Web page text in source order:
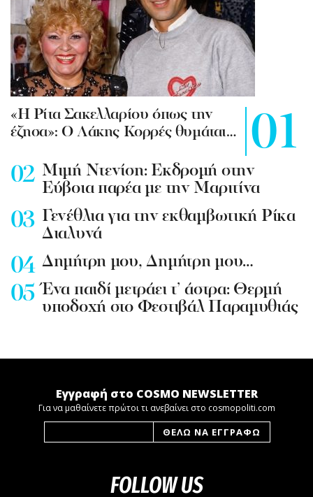
«Η Ρίτα Σακελλαρίου όπως την
έζησα»: Ο Λάκης Κορρές θυμάται…
Mιμή Ντενίση: Εκδρομή στην
Εύβοια παρέα με την Μαριτίνα
Γενέθλια για την εκθαμβωτική Ρίκα
Διαλυνά
Δημήτρη μου, Δημήτρη μου…
Ένα παιδί μετράει τ’ άστρα: Θερμή
υποδοχή στο Φεστιβάλ Παραμυθιάς
Εγγραφή στο COSMO NEWSLETTER
Για να μαθαίνετε πρώτοι τι ανεβαίνει στο cosmopoliti.com
FOLLOW US